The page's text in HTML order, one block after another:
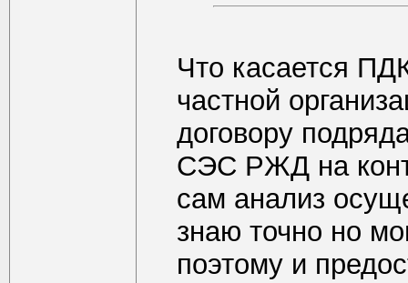
Что касается
частной
договору
СЭС РЖД на
сам анализ
знаю точно но
поэтому и